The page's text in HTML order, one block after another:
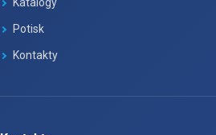
Potisk
Kontakty